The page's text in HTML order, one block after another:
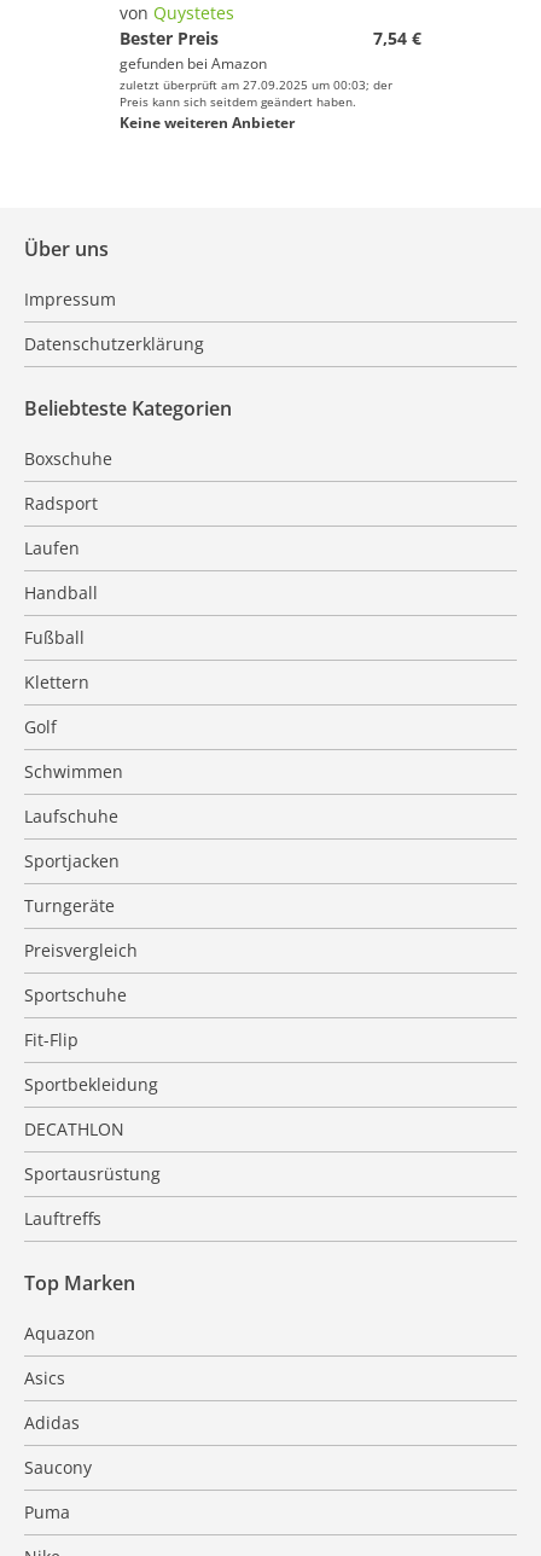
von Quystetes
Bester Preis
7,54 €
gefunden bei Amazon
zuletzt überprüft am 27.09.2025 um 00:03; der
Preis kann sich seitdem geändert haben.
Keine weiteren Anbieter
Über uns
Impressum
Datenschutzerklärung
Beliebteste Kategorien
Boxschuhe
Radsport
Laufen
Handball
Fußball
Klettern
Golf
Schwimmen
Laufschuhe
Sportjacken
Turngeräte
Preisvergleich
Sportschuhe
Fit-Flip
Sportbekleidung
DECATHLON
Sportausrüstung
Lauftreffs
Top Marken
Aquazon
Asics
Adidas
Saucony
Puma